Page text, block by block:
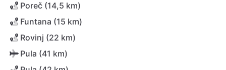
Poreč (14,5 km)
Funtana (15 km)
Rovinj (22 km)
Pula (41 km)